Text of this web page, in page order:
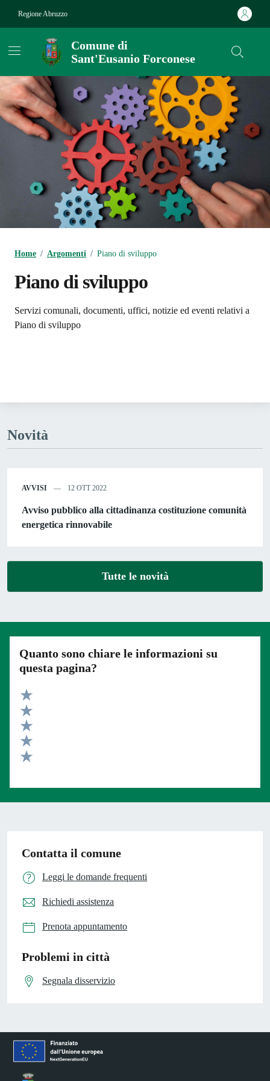
Regione Abruzzo
Comune di
Sant'Eusanio Forconese
Contenuti in evidenza
Home / Argomenti / Piano di sviluppo
Piano di sviluppo
Dettagli dell'argomento
Servizi comunali, documenti, uffici, notizie ed eventi relativi a
Piano di sviluppo
Novità
AVVISI 12 OTT 2022
Avviso pubblico alla cittadinanza costituzione comunità
energetica rinnovabile
Tutte le novità
Quanto sono chiare le informazioni su
questa pagina?
Valuta 5 stelle su 5
Valuta 4 stelle su 5
Valuta 3 stelle su 5
Valuta 2 stelle su 5
Contatta il comune
Leggi le domande frequenti
Richiedi assistenza
Prenota appuntamento
Problemi in città
Segnala disservizio